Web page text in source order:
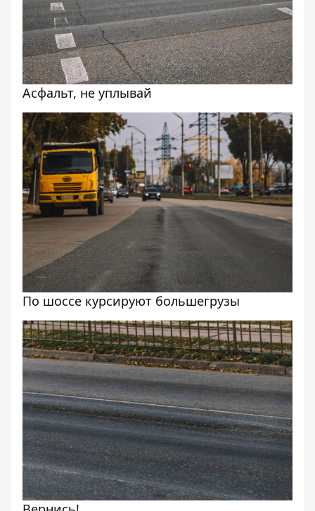
Асфальт, не уплывай
По шоссе курсируют большегрузы